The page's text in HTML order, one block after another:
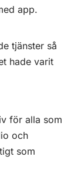
app.
tjänster så
hade varit
för alla som
och
som